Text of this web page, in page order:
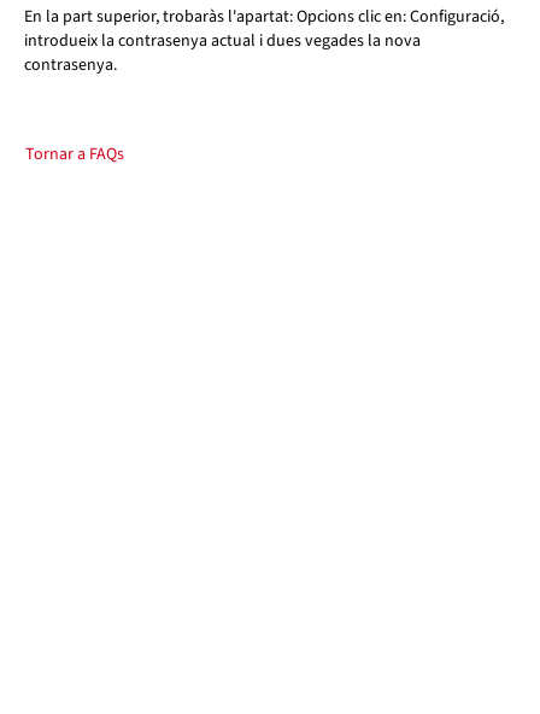
En la part superior, trobaràs l'apartat: Opcions clic en: Configuració,
introdueix la contrasenya actual i dues vegades la nova
contrasenya.
Tornar a FAQs